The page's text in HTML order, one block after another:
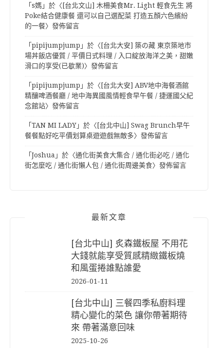
「s媽 」於〈 [台北文山] 木柵美食Mr. Light 輕食先生 將
Poke結合健康餐 還可以自己選配菜 打造五顏六色繽紛
的一餐〉發佈留言
「pipijumpjump 」於〈 [台北大安] 築の藏 東京築地市
場丼飯店優質 / 平價日式料理 / 入口綻放海洋之美，甜嫩
滑口的享受(已歇業)〉發佈留言
「pipijumpjump 」於〈 [台北大安] ABV地中海餐酒館
精釀啤酒餐廳 / 地中海異國風情輕食早午餐 / 捷運國父紀
念館站〉發佈留言
「TAN MI LADY」於〈 [台北中山] Swag Brunch早午
餐餐點好吃平價划算桌遊遊戲無敵多〉發佈留言
「Joshua 」於〈通化街美食大集合 / 通化街必吃 / 通化
街怎麼吃 / 通化街懶人包 / 通化街周邊美食〉發佈留言
最新文章
[台北中山] 炙森鐵板屋 不用花
大錢就能享受質感精緻鐵板燒
和風蛋捲誰點誰愛
2026-01-11
[台北中山] 三餐四季私廚料理
精心變化的菜色 讓你帶著期待
來 帶著滿意回味
2025-10-26